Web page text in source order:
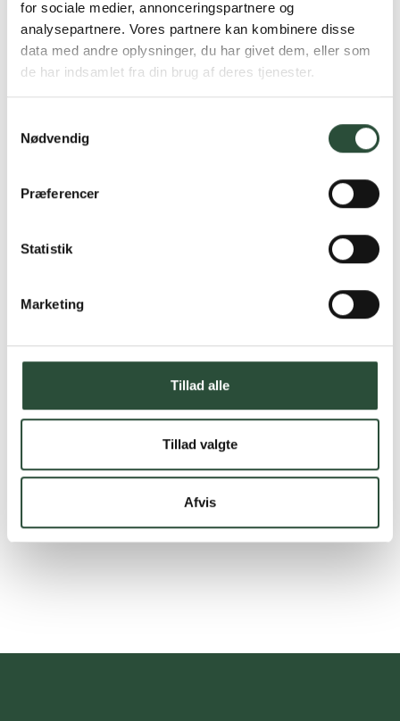
for sociale medier, annonceringspartnere og
analysepartnere. Vores partnere kan kombinere disse
data med andre oplysninger, du har givet dem, eller som
de har indsamlet fra din brug af deres tjenester.
Nødvendig
Præferencer
Statistik
Marketing
Tillad alle
Tillad valgte
Afvis
*Gælder ikke ernæringsprodukter.
Stort udvalg af kendte
produkter
Vi tilbyder et stort udvalg af kendte